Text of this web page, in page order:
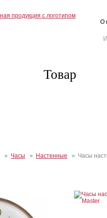
О
Товар
» Часы » Настенные » Часы